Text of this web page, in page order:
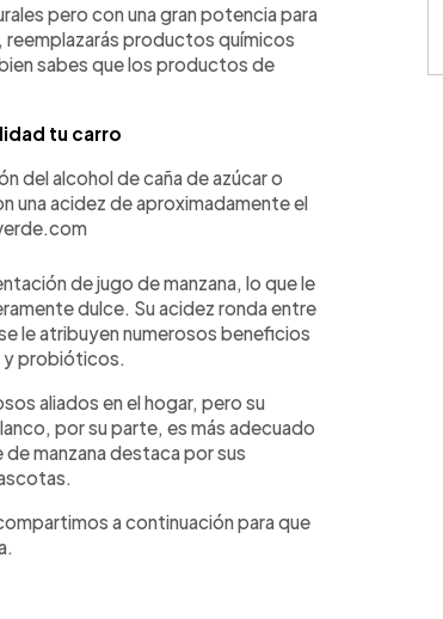
pero con una gran potencia para
productos químicos
sabes que los productos de
tu carro
del alcohol de caña de azúcar o
una acidez de aproximadamente el
de jugo de manzana, lo que le
dulce. Su acidez ronda entre
le atribuyen numerosos beneficios
y probióticos.
aliados en el hogar, pero su
por su parte, es más adecuado
manzana destaca por sus
a continuación para que